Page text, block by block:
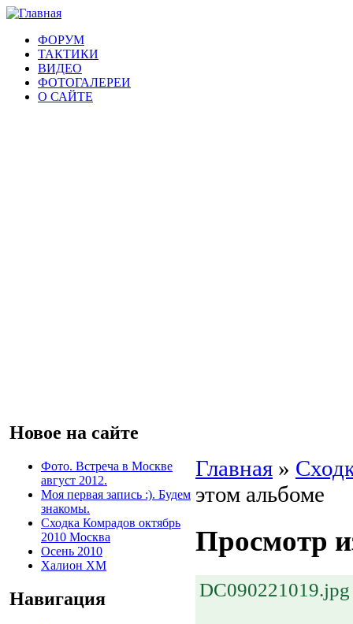
ФОРУМ
ТАКТИКИ
ВИДЕО
ФОТОГАЛЕРЕИ
О САЙТЕ
Новое на сайте
Фото. Встреча в Москве
август 2012.
Моя первая запись :). Будем
знакомы.
Сходка Комрадов октябрь
2010 Москва
Осень 2010
Халион ХМ
Навигация
Главная »
этом альбоме
Просмотр
DC090221019.jpg